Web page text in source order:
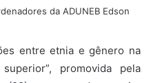
da ADUNEB Edson
entre etnia e gênero na
promovida pela